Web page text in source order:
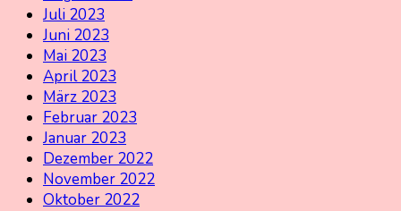
Juli 2023
Juni 2023
Mai 2023
April 2023
März 2023
Februar 2023
Januar 2023
Dezember 2022
November 2022
Oktober 2022